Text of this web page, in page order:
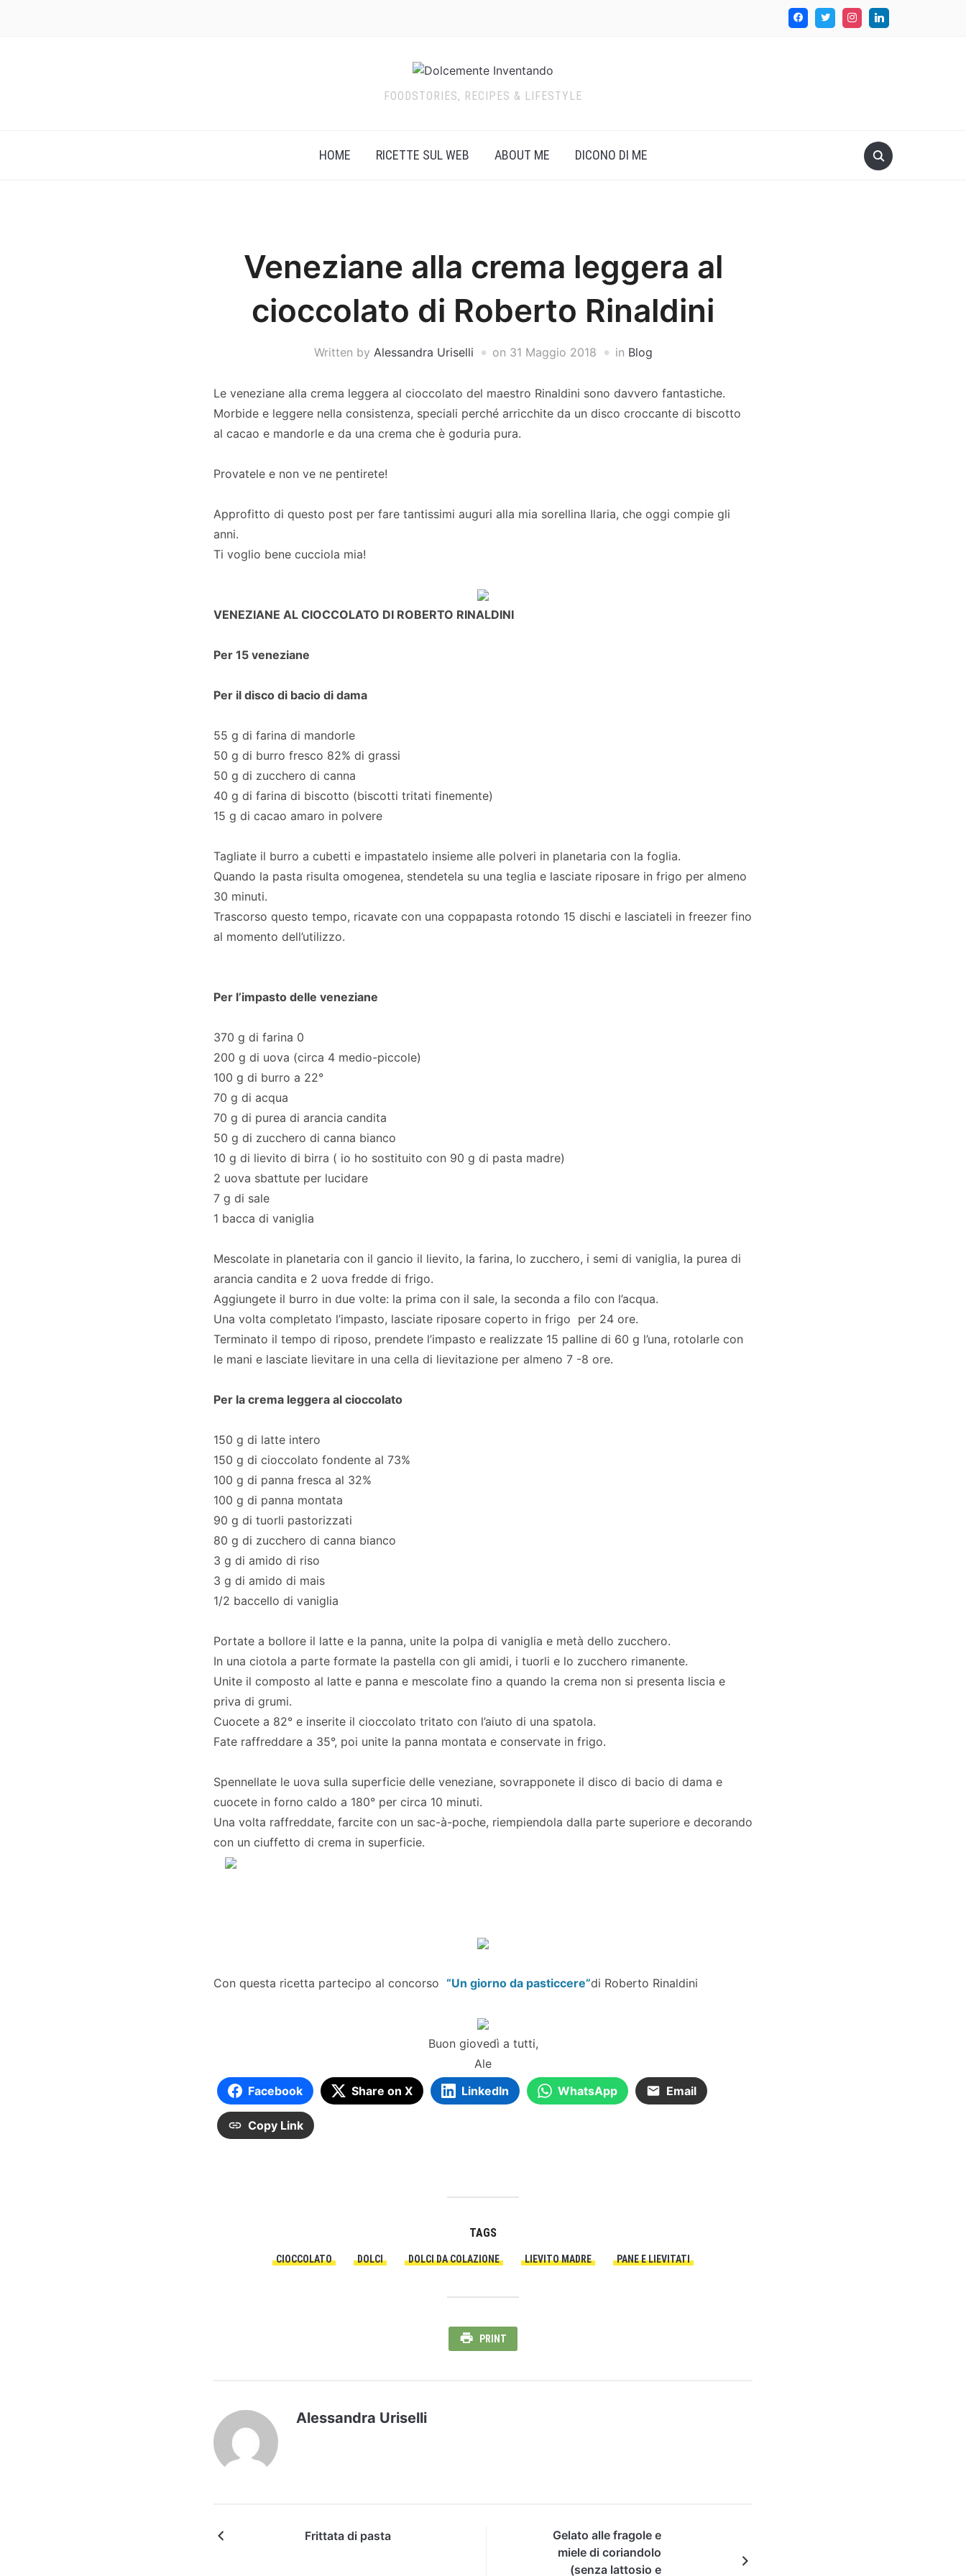
FOODSTORIES, RECIPES & LIFESTYLE
HOME RICETTE SUL WEB ABOUT ME DICONO DI ME
Veneziane alla crema leggera al
cioccolato di Roberto Rinaldini
Written by Alessandra Uriselli on 31 Maggio 2018 in Blog
Le veneziane alla crema leggera al cioccolato del maestro Rinaldini sono davvero fantastiche.
Morbide e leggere nella consistenza, speciali perché arricchite da un disco croccante di biscotto
al cacao e mandorle e da una crema che è goduria pura.
Provatele e non ve ne pentirete!
Approfitto di questo post per fare tantissimi auguri alla mia sorellina Ilaria, che oggi compie gli
anni.
Ti voglio bene cucciola mia!
VENEZIANE AL CIOCCOLATO DI ROBERTO RINALDINI
Per 15 veneziane
Per il disco di bacio di dama
55 g di farina di mandorle
50 g di burro fresco 82% di grassi
50 g di zucchero di canna
40 g di farina di biscotto (biscotti tritati finemente)
15 g di cacao amaro in polvere
Tagliate il burro a cubetti e impastatelo insieme alle polveri in planetaria con la foglia.
Quando la pasta risulta omogenea, stendetela su una teglia e lasciate riposare in frigo per almeno
30 minuti.
Trascorso questo tempo, ricavate con una coppapasta rotondo 15 dischi e lasciateli in freezer fino
al momento dell’utilizzo.
Per l’impasto delle veneziane
370 g di farina 0
200 g di uova (circa 4 medio-piccole)
100 g di burro a 22°
70 g di acqua
70 g di purea di arancia candita
50 g di zucchero di canna bianco
10 g di lievito di birra ( io ho sostituito con 90 g di pasta madre)
2 uova sbattute per lucidare
7 g di sale
1 bacca di vaniglia
Mescolate in planetaria con il gancio il lievito, la farina, lo zucchero, i semi di vaniglia, la purea di
arancia candita e 2 uova fredde di frigo.
Aggiungete il burro in due volte: la prima con il sale, la seconda a filo con l’acqua.
Una volta completato l’impasto, lasciate riposare coperto in frigo per 24 ore.
Terminato il tempo di riposo, prendete l’impasto e realizzate 15 palline di 60 g l’una, rotolarle con
le mani e lasciate lievitare in una cella di lievitazione per almeno 7 -8 ore.
Per la crema leggera al cioccolato
150 g di latte intero
150 g di cioccolato fondente al 73%
100 g di panna fresca al 32%
100 g di panna montata
90 g di tuorli pastorizzati
80 g di zucchero di canna bianco
3 g di amido di riso
3 g di amido di mais
1/2 baccello di vaniglia
Portate a bollore il latte e la panna, unite la polpa di vaniglia e metà dello zucchero.
In una ciotola a parte formate la pastella con gli amidi, i tuorli e lo zucchero rimanente.
Unite il composto al latte e panna e mescolate fino a quando la crema non si presenta liscia e
priva di grumi.
Cuocete a 82° e inserite il cioccolato tritato con l’aiuto di una spatola.
Fate raffreddare a 35°, poi unite la panna montata e conservate in frigo.
Spennellate le uova sulla superficie delle veneziane, sovrapponete il disco di bacio di dama e
cuocete in forno caldo a 180° per circa 10 minuti.
Una volta raffreddate, farcite con un sac-à-poche, riempiendola dalla parte superiore e decorando
con un ciuffetto di crema in superficie.
Con questa ricetta partecipo al concorso “Un giorno da pasticcere”di Roberto Rinaldini
Buon giovedì a tutti,
Ale
Facebook
Share on X LinkedIn WhatsApp Email
Copy Link
TAGS
CIOCCOLATO DOLCI DOLCI DA COLAZIONE LIEVITO MADRE PANE E LIEVITATI
PRINT
Alessandra Uriselli
Frittata di pasta
Gelato alle fragole e
miele di coriandolo
(senza lattosio e